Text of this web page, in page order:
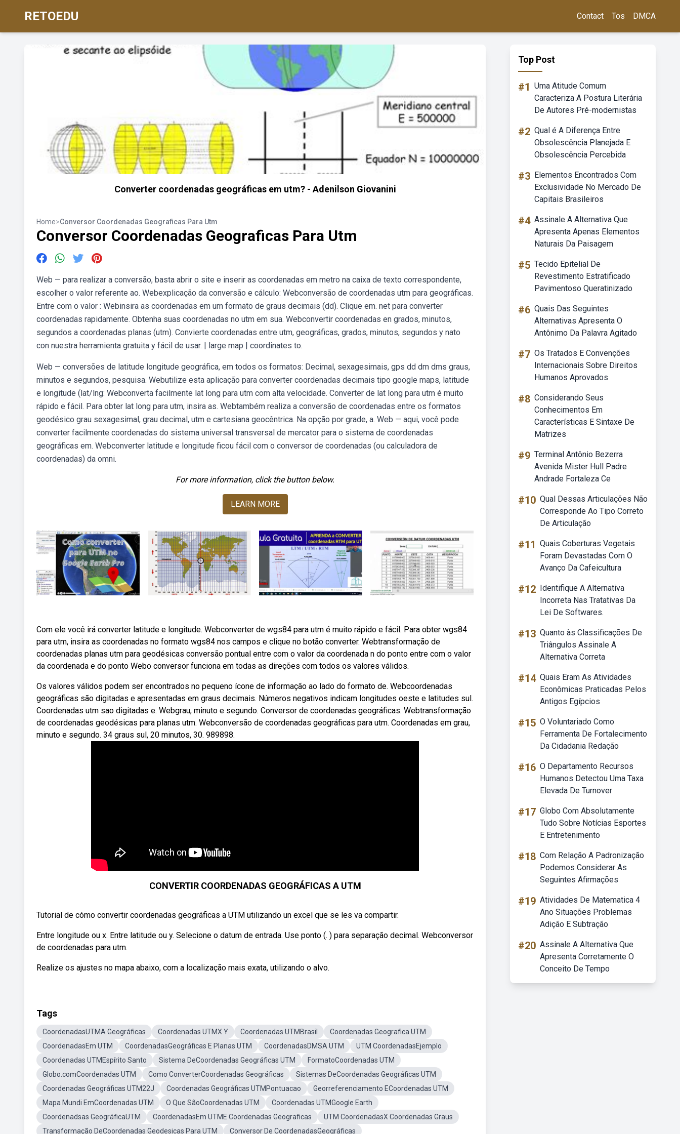
RETOEDU Contact Tos DMCA
Converter coordenadas geográficas em utm? - Adenilson Giovanini
Home>Conversor Coordenadas Geograficas Para Utm
Conversor Coordenadas Geograficas Para Utm
Web — para realizar a conversão, basta abrir o site e inserir as coordenadas em metro na caixa de texto correspondente,
escolher o valor referente ao. Webexplicação da conversão e cálculo: Webconversão de coordenadas utm para geográficas.
Entre com o valor : Webinsira as coordenadas em um formato de graus decimais (dd). Clique em. net para converter
coordenadas rapidamente. Obtenha suas coordenadas no utm em sua. Webconvertir coordenadas en grados, minutos,
segundos a coordenadas planas (utm). Convierte coordenadas entre utm, geográficas, grados, minutos, segundos y nato
con nuestra herramienta gratuita y fácil de usar. | large map | coordinates to.
Web — conversões de latitude longitude geográfica, em todos os formatos: Decimal, sexagesimais, gps dd dm dms graus,
minutos e segundos, pesquisa. Webutilize esta aplicação para converter coordenadas decimais tipo google maps, latitude
e longitude (lat/lng: Webconverta facilmente lat long para utm com alta velocidade. Converter de lat long para utm é muito
rápido e fácil. Para obter lat long para utm, insira as. Webtambém realiza a conversão de coordenadas entre os formatos
geodésico grau sexagesimal, grau decimal, utm e cartesiana geocêntrica. Na opção por grade, a. Web — aqui, você pode
converter facilmente coordenadas do sistema universal transversal de mercator para o sistema de coordenadas
geográficas em. Webconverter latitude e longitude ficou fácil com o conversor de coordenadas (ou calculadora de
coordenadas) da omni.
For more information, click the button below.
LEARN MORE
Com ele você irá converter latitude e longitude. Webconverter de wgs84 para utm é muito rápido e fácil. Para obter wgs84
para utm, insira as coordenadas no formato wgs84 nos campos e clique no botão converter. Webtransformação de
coordenadas planas utm para geodésicas conversão pontual entre com o valor da coordenada n do ponto entre com o valor
da coordenada e do ponto Webo conversor funciona em todas as direções com todos os valores válidos.
Os valores válidos podem ser encontrados no pequeno ícone de informação ao lado do formato de. Webcoordenadas
geográficas são digitadas e apresentadas em graus decimais. Números negativos indicam longitudes oeste e latitudes sul.
Coordenadas utm sao digitadas e. Webgrau, minuto e segundo. Conversor de coordenadas geográficas. Webtransformação
de coordenadas geodésicas para planas utm. Webconversão de coordenadas geográficas para utm. Coordenadas em grau,
minuto e segundo. 34 graus sul, 20 minutos, 30. 989898.
CONVERTIR COORDENADAS GEOGRÁFICAS A UTM
Tutorial de cómo convertir coordenadas geográficas a UTM utilizando un excel que se les va compartir.
Entre longitude ou x. Entre latitude ou y. Selecione o datum de entrada. Use ponto (. ) para separação decimal. Webconversor
de coordenadas para utm.
Realize os ajustes no mapa abaixo, com a localização mais exata, utilizando o alvo.
Tags
CoordenadasUTMA Geográficas Coordenadas UTMX Y Coordenadas UTMBrasil
Coordenadas Geografica UTM
CoordenadasEm UTM
CoordenadasGeográficas E Planas UTM CoordenadasDMSA UTM
UTM CoordenadasEjemplo
Coordenadas UTMEspírito Santo
Sistema DeCoordenadas Geográficas UTM
FormatoCoordenadas UTM
Globo.comCoordenadas UTM
Como ConverterCoordenadas Geográficas
Sistemas DeCoordenadas Geográficas UTM
Coordenadas Geográficas UTM22J
Coordenadas Geográficas UTMPontuacao
Georreferenciamento ECoordenadas UTM
Mapa Mundi EmCoordenadas UTM
O Que SãoCoordenadas UTM
Coordenadas UTMGoogle Earth
Coordenadsas GeográficaUTM
CoordenadasEm UTME Coordenadas Geograficas
UTM CoordenadasX Coordenadas Graus
Transformação DeCoordenadas Geodesicas Para UTM
Conversor De CoordenadasGeográficas
Top Post
#1 Uma Atitude Comum
Caracteriza A Postura Literária
De Autores Pré-modernistas
#2 Qual é A Diferença Entre
Obsolescência Planejada E
Obsolescência Percebida
#3 Elementos Encontrados Com
Exclusividade No Mercado De
Capitais Brasileiros
#4 Assinale A Alternativa Que
Apresenta Apenas Elementos
Naturais Da Paisagem
#5 Tecido Epitelial De
Revestimento Estratificado
Pavimentoso Queratinizado
#6 Quais Das Seguintes
Alternativas Apresenta O
Antônimo Da Palavra Agitado
#7 Os Tratados E Convenções
Internacionais Sobre Direitos
Humanos Aprovados
#8 Considerando Seus
Conhecimentos Em
Características E Sintaxe De
Matrizes
#9 Terminal Antônio Bezerra
Avenida Mister Hull Padre
Andrade Fortaleza Ce
#10 Qual Dessas Articulações Não
Corresponde Ao Tipo Correto
De Articulação
#11 Quais Coberturas Vegetais
Foram Devastadas Com O
Avanço Da Cafeicultura
#12 Identifique A Alternativa
Incorreta Nas Tratativas Da
Lei De Softwares.
#13 Quanto às Classificações De
Triângulos Assinale A
Alternativa Correta
#14 Quais Eram As Atividades
Econômicas Praticadas Pelos
Antigos Egípcios
#15 O Voluntariado Como
Ferramenta De Fortalecimento
Da Cidadania Redação
#16 O Departamento Recursos
Humanos Detectou Uma Taxa
Elevada De Turnover
#17 Globo Com Absolutamente
Tudo Sobre Notícias Esportes
E Entretenimento
#18 Com Relação A Padronização
Podemos Considerar As
Seguintes Afirmações
#19 Atividades De Matematica 4
Ano Situações Problemas
Adição E Subtração
#20 Assinale A Alternativa Que
Apresenta Corretamente O
Conceito De Tempo